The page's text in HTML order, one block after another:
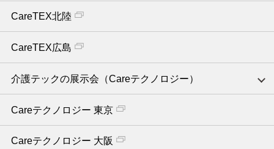
CareTEX北陸
CareTEX広島
介護テックの展示会（Careテクノロジー）
Careテクノロジー 東京
Careテクノロジー 大阪